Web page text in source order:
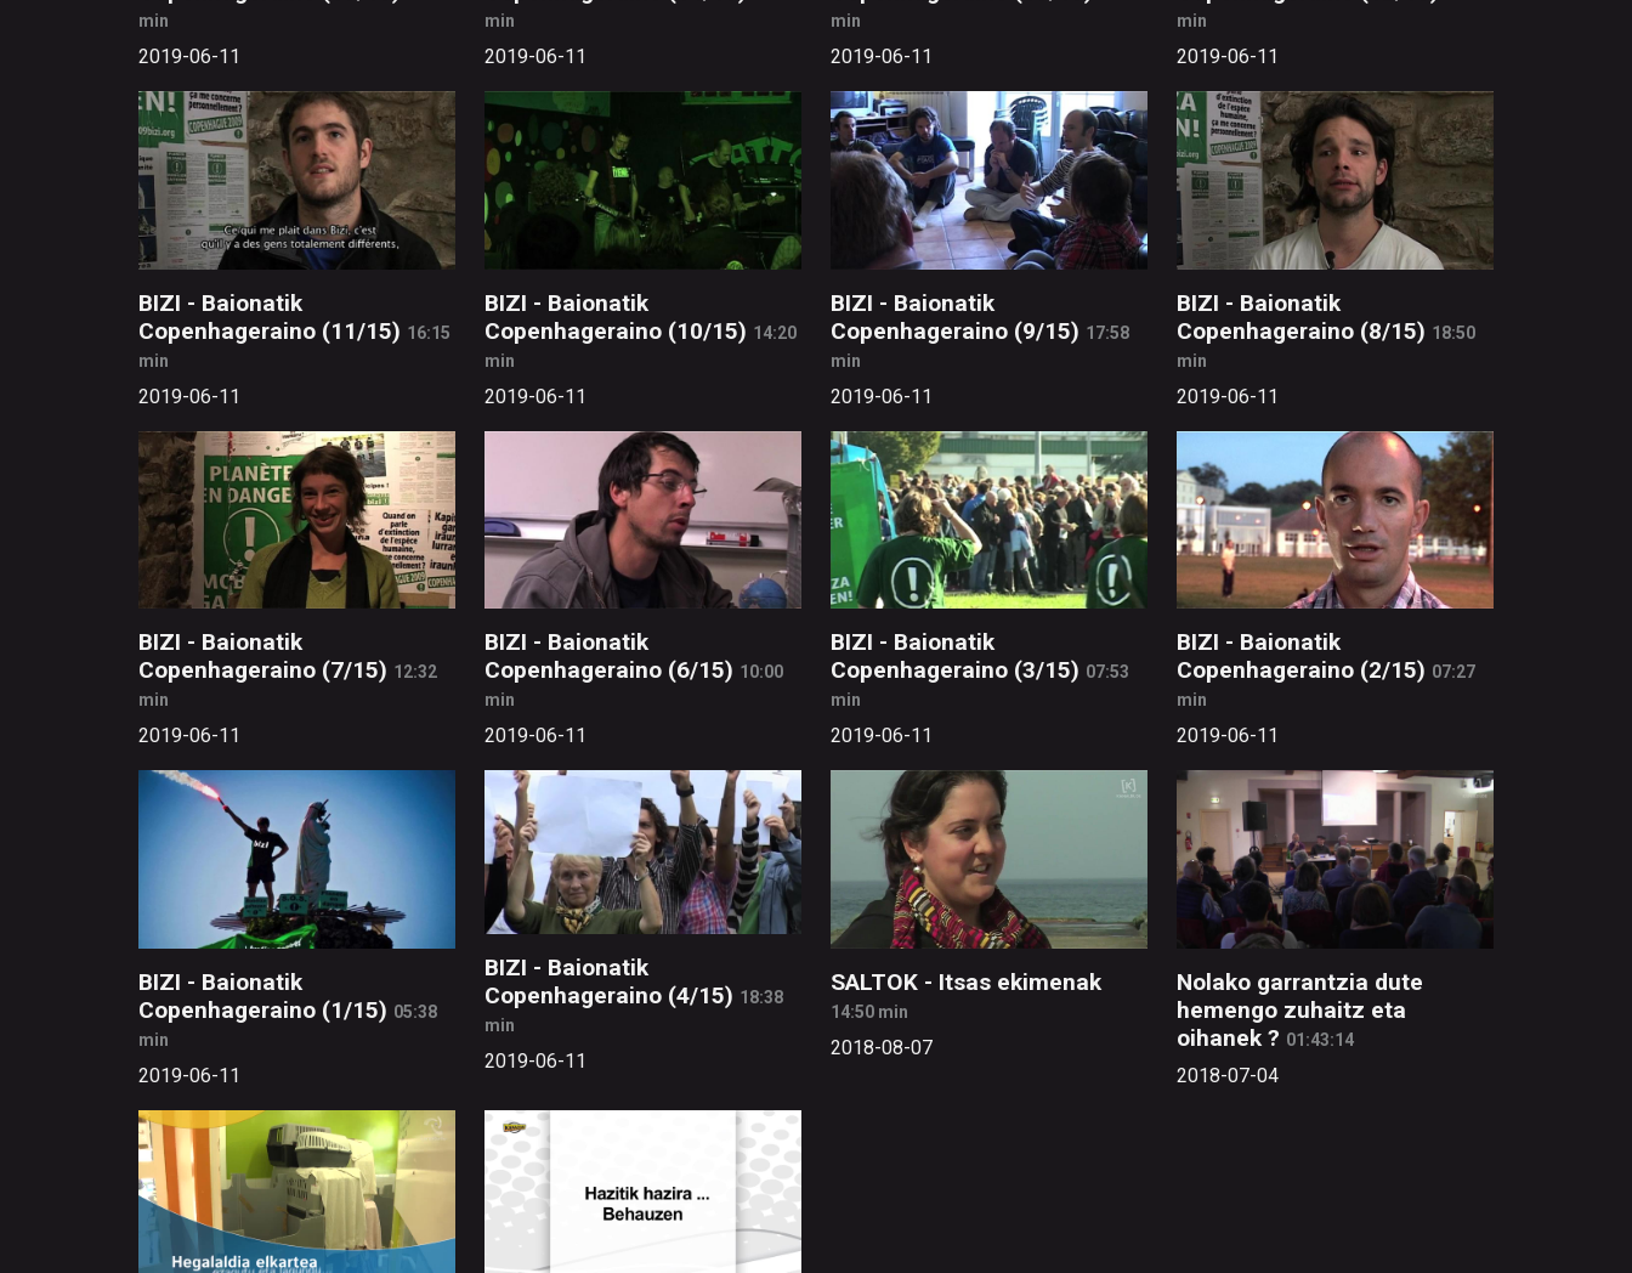
min
2019-06-11
min
2019-06-11
min
2019-06-11
min
2019-06-11
BIZI - Baionatik
Copenhageraino (11/15) 16:15
min
2019-06-11
BIZI - Baionatik
Copenhageraino (10/15) 14:20
min
2019-06-11
BIZI - Baionatik
Copenhageraino (9/15) 17:58
min
2019-06-11
BIZI - Baionatik
Copenhageraino (8/15) 18:50
min
2019-06-11
BIZI - Baionatik
Copenhageraino (7/15) 12:32
min
2019-06-11
BIZI - Baionatik
Copenhageraino (6/15) 10:00
min
2019-06-11
BIZI - Baionatik
Copenhageraino (3/15) 07:53
min
2019-06-11
BIZI - Baionatik
Copenhageraino (2/15) 07:27
min
2019-06-11
BIZI - Baionatik
Copenhageraino (1/15) 05:38
min
2019-06-11
BIZI - Baionatik
Copenhageraino (4/15) 18:38
min
2019-06-11
SALTOK - Itsas ekimenak
14:50 min
2018-08-07
Nolako garrantzia dute
hemengo zuhaitz eta
oihanek ? 01:43:14
2018-07-04